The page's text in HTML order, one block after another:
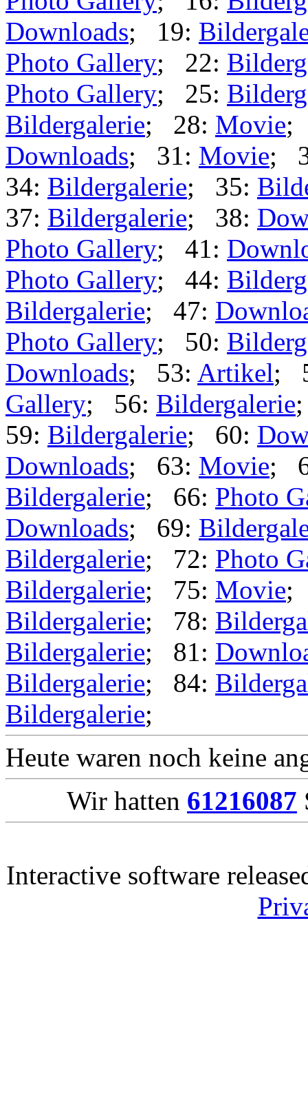
Downloads; 19:
Photo Gallery; 22:
Photo Gallery; 25:
Bildergalerie; 28: Movie;
Downloads; 31: Movie;
34: Bildergalerie; 35:
37: Bildergalerie; 38:
Photo Gallery; 41:
Photo Gallery; 44:
Bildergalerie; 47:
Photo Gallery; 50:
Downloads; 53: Artikel;
Gallery; 56: Bildergalerie
59: Bildergalerie; 60:
Downloads; 63: Movie;
Bildergalerie; 66: Photo
Downloads; 69:
Bildergalerie; 72: Photo
Bildergalerie; 75: Movie;
Bildergalerie; 78:
Bildergalerie; 81:
Bildergalerie; 84:
Bildergalerie;
Heute waren noch keine
Wir hatten 61216087
Interactive software